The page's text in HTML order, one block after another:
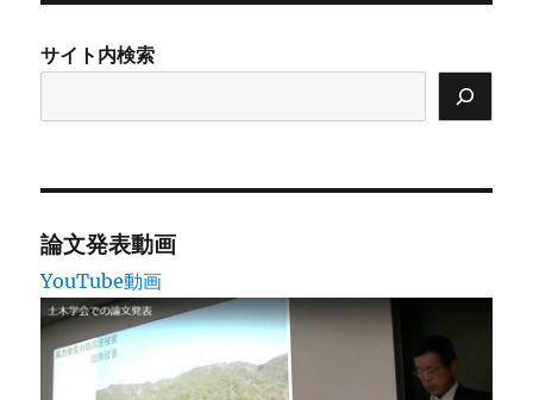
ン
サイト内検索
論文発表動画
YouTube動画